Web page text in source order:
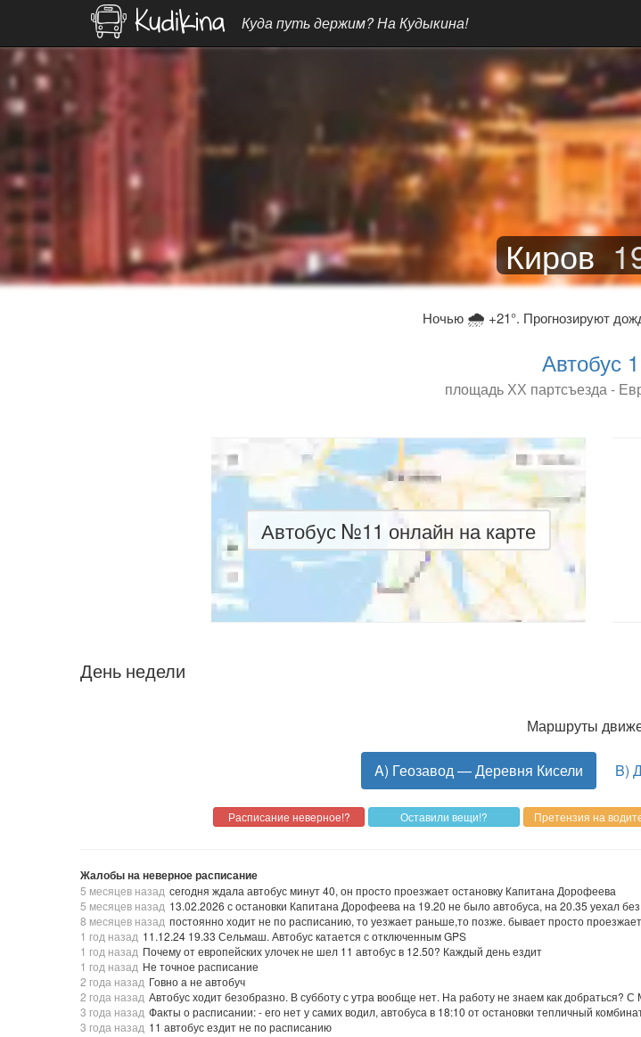
Куда путь держим? На Кудыкина!
Киров
Ночью 🌧 +21°. Прогнозируют
Автобус
площадь ХХ партсъезда -
Автобус №11 онлайн на карте
День недели
Маршруты
A) Геозавод — Деревня Кисели B)
Жалобы на неверное расписание
5 месяцев назад сегодня ждала автобус минут 40, он просто проезжает остановку Капитана Дорофеева
5 месяцев назад 13.02.2026 с остановки Капитана Дорофеева на 19.20 не было автобуса, на 20.35 уехал без
8 месяцев назад постоянно ходит не по расписанию, то уезжает раньше,то позже. бывает просто
1 год назад 11.12.24 19.33 Сельмаш. Автобус катается с отключенным GPS
1 год назад Почему от европейских улочек не шел 11 автобус в 12.50? Каждый день ездит
1 год назад Не точное расписание
2 года назад Говно а не автобуч
2 года назад Автобус ходит безобразно. В субботу с утра вообще нет. На работу не знаем как добраться? С
3 года назад Факты о расписании: - его нет у самих водил, автобуса в 18:10 от остановки тепличный
3 года назад 11 автобус ездит не по расписанию